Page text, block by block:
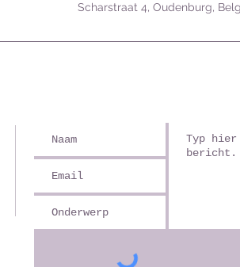
Scharstraat 4, Oudenburg,